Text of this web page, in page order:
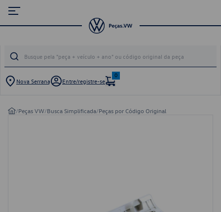
Nova Serrana Entre/registre-se
0
/Peças VW/Busca Simplificada/Peças por Código Original